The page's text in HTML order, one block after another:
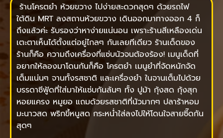
ร้านโครตยำ ห้วยขวาง ไปง่ายสะดวกสุดๆ ด้วยรถไฟ
ใต้ดิน MRT ลงสถานห้วยขวาง เดินออกมาทางออก 4 ก็
ถึงแล้วค่ะ รับรองว่าหาง่ายแน่นอน เพราะร้านสีเหลืองเด่น
เตะตาเห็นได้ตั้งแต่อยู่ไกลๆ กันเลยทีเดียว ร้านเด็ดของ
ร้านก็คือ ความถึงเครื่องที่แซ่บนัวจนต้องร้อง! เมนูเด็ดที่
อยากให้ลองมาโดนกันก็คือ โครตยำ เมนูยำที่จัดหนักจัด
เต็มแน่นๆ จานทั้งรสชาติ และเครื่องยำ ในจานเต็มไปด้วย
บรรดาซีฟู้ดที่ใส่มาให้แซ่บกันล้นๆ ทั้ง ปูม้า กุ้งสด กุ้งสุก
หอยแครง หมูยอ แถมด้วยรสชาติที่นัวมากๆ ปลาร้าหอม
มะนาวสด พริกขี้หนูสด กระหน่ำใส่ลงไปให้โดนใจสายซี๊ดกัน
สุดๆ